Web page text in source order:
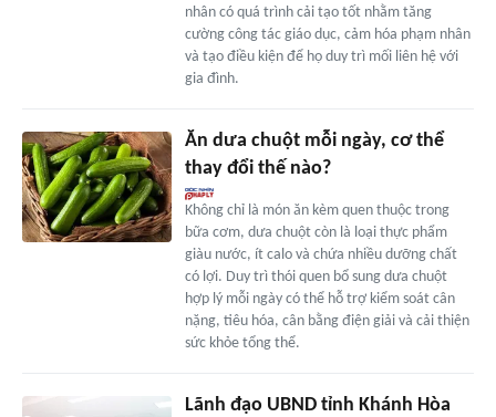
nhân có quá trình cải tạo tốt nhằm tăng
cường công tác giáo dục, cảm hóa phạm nhân
và tạo điều kiện để họ duy trì mối liên hệ với
gia đình.
Ăn dưa chuột mỗi ngày, cơ thể
thay đổi thế nào?
Không chỉ là món ăn kèm quen thuộc trong
bữa cơm, dưa chuột còn là loại thực phẩm
giàu nước, ít calo và chứa nhiều dưỡng chất
có lợi. Duy trì thói quen bổ sung dưa chuột
hợp lý mỗi ngày có thể hỗ trợ kiểm soát cân
nặng, tiêu hóa, cân bằng điện giải và cải thiện
sức khỏe tổng thể.
Lãnh đạo UBND tỉnh Khánh Hòa